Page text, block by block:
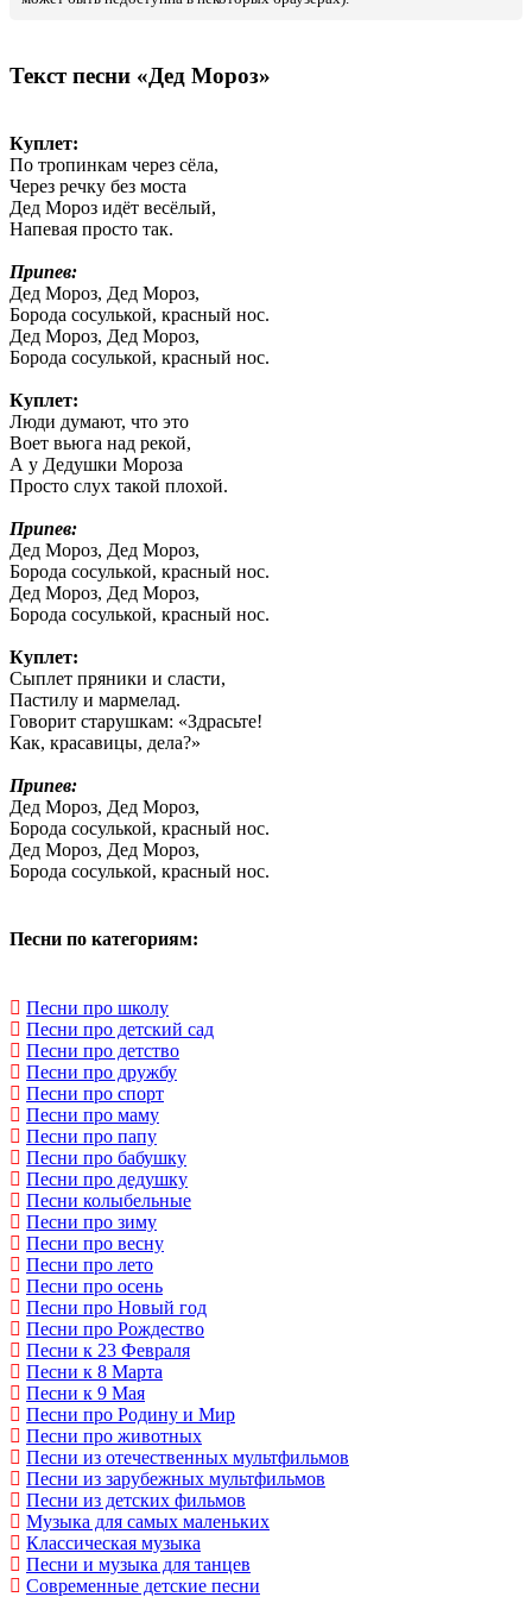
Текст песни «Дед Мороз»
Куплет:
По тропинкам через сёла,
Через речку без моста
Дед Мороз идёт весёлый,
Напевая просто так.
Припев:
Дед Мороз, Дед Мороз,
Борода сосулькой, красный нос.
Дед Мороз, Дед Мороз,
Борода сосулькой, красный нос.
Куплет:
Люди думают, что это
Воет вьюга над рекой,
А у Дедушки Мороза
Просто слух такой плохой.
Припев:
Дед Мороз, Дед Мороз,
Борода сосулькой, красный нос.
Дед Мороз, Дед Мороз,
Борода сосулькой, красный нос.
Куплет:
Сыплет пряники и сласти,
Пастилу и мармелад.
Говорит старушкам: «Здрасьте!
Как, красавицы, дела?»
Припев:
Дед Мороз, Дед Мороз,
Борода сосулькой, красный нос.
Дед Мороз, Дед Мороз,
Борода сосулькой, красный нос.
Песни по категориям:
Песни про школу
Песни про детский сад
Песни про детство
Песни про дружбу
Песни про спорт
Песни про маму
Песни про папу
Песни про бабушку
Песни про дедушку
Песни колыбельные
Песни про зиму
Песни про весну
Песни про лето
Песни про осень
Песни про Новый год
Песни про Рождество
Песни к 23 Февраля
Песни к 8 Марта
Песни к 9 Мая
Песни про Родину и Мир
Песни про животных
Песни из отечественных мультфильмов
Песни из зарубежных мультфильмов
Песни из детских фильмов
Музыка для самых маленьких
Классическая музыка
Песни и музыка для танцев
Современные детские песни